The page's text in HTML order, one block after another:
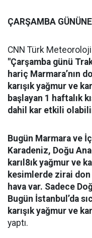
ÇARŞAMBA
CNN Türk Meteoroloji
"Çarşamba günü
hariç Marmara’nın
karışık yağmur ve
başlayan 1 haftalık
dahil kar etkili
Bugün Marmara ve
Karadeniz, Doğu
karıl8ık yağmur ve
kesimlerde zirai don
hava var. Sadece
Bugün İstanbul’da
karışık yağmur ve
yaptı.